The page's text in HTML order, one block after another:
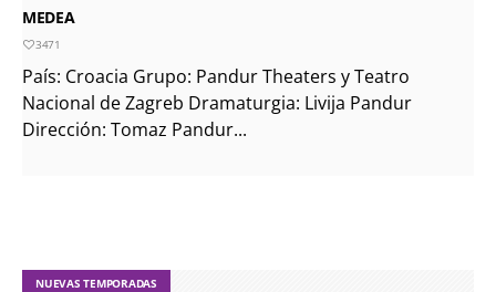
MEDEA
3471
País: Croacia Grupo: Pandur Theaters y Teatro
Nacional de Zagreb Dramaturgia: Livija Pandur
Dirección: Tomaz Pandur...
NUEVAS TEMPORADAS